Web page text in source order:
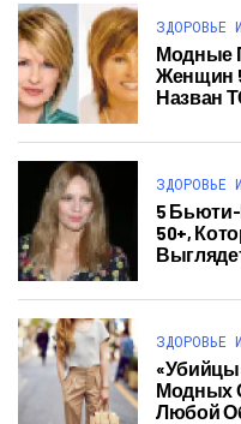
ЗДОРОВЬЕ
Модные
Женщин
Назван
ЗДОРОВЬЕ
5
50+,
ЗДОРОВЬЕ
Модных
Любой